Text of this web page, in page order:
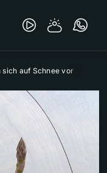
sich auf Schnee vor